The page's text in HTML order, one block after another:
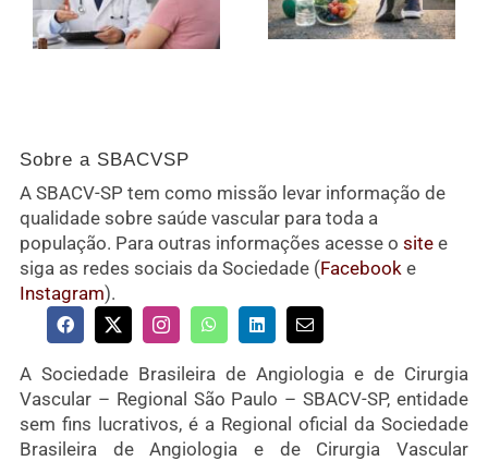
Sobre a SBACVSP
A SBACV-SP tem como missão levar informação de
qualidade sobre saúde vascular para toda a
população. Para outras informações acesse o sitee
siga as redes sociais da Sociedade (Facebook e
Instagram).
A Sociedade Brasileira de Angiologia e de Cirurgia
Vascular – Regional São Paulo – SBACV-SP, entidade
sem fins lucrativos, é a Regional oficial da Sociedade
Brasileira de Angiologia e de Cirurgia Vascular